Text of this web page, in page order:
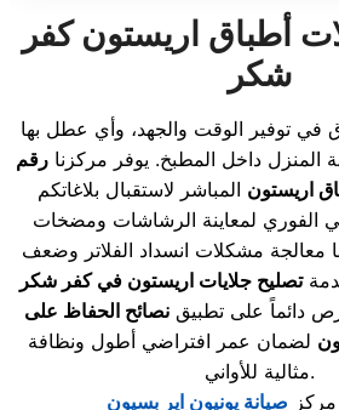
أطباق اريستون كفر
شكر
في توفير الوقت والجهد، وأي عطل بها
المنزل داخل المطبخ. يوفر مركزنارقم
اريستون المباشر لاستقبال بلاغاتكم
الفوري لمعاينة الرشاشات ومضخات
معالجة مشكلات انسداد الفلاتر وضعف
تصليح جلايات اريستون في كفر شكر
دائماً على تطبيق نصائح الحفاظ على
لضمان عمر افتراضي أطول ونظافة
مثالية للأواني.
مركز صيانة يونيون اير بسيون